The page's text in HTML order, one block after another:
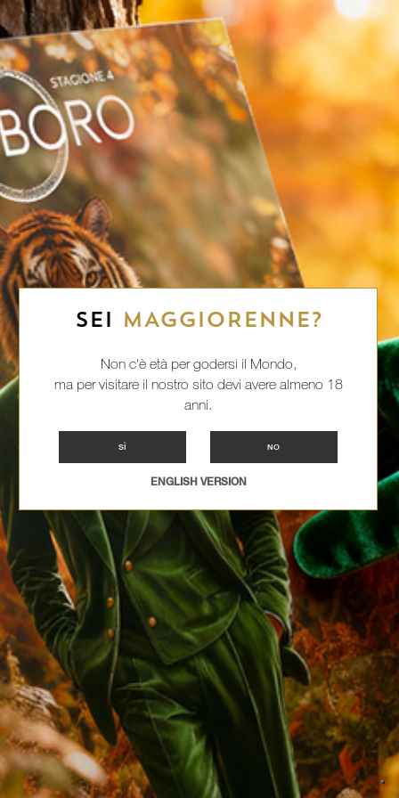
SEI MAGGIORENNE?
Non c'è età per godersi il Mondo,
ma per visitare il nostro sito devi avere almeno 18
anni.
SÌ NO
ENGLISH VERSION